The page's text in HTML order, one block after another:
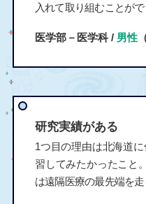
入れて取り組むことが
医学部－医学科 / 男性
研究実績がある
1つ目の理由は北海道
習してみたかったこと
は遠隔医療の最先端を走